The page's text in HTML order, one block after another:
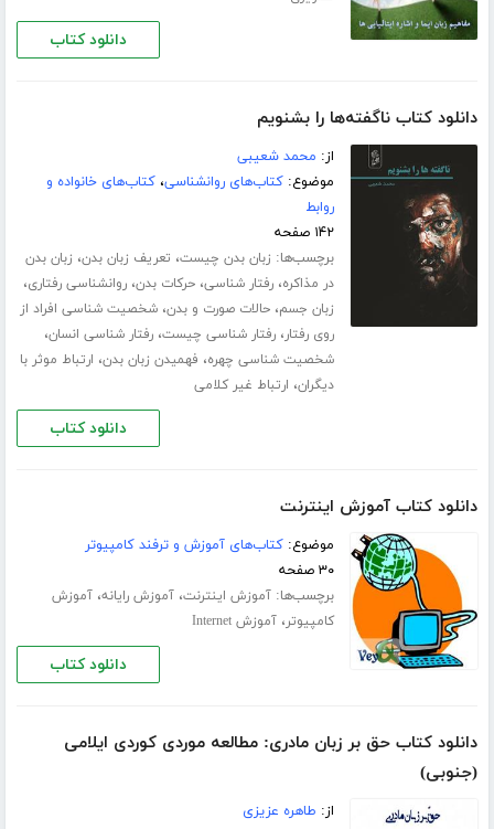
دانلود کتاب
دانلود کتاب ناگفته‌ها را بشنویم
از: محمد شعیبی
موضوع:کتاب‌های روانشناسی،کتاب‌های خانواده و
روابط
۱۴۲ صفحه
برچسب‌ها: زبان بدن چیست، تعریف زبان بدن، زبان بدن
در مذاکره،رفتار شناسی،حرکات بدن،روانشناسی رفتاری،
زبان جسم،حالات صورت و بدن،شخصیت شناسی افراد از
روی رفتار،رفتار شناسی چیست،رفتار شناسی انسان،
شخصیت شناسی چهره، فهمیدن زبان بدن، ارتباط موثر با
دیگران، ارتباط غیر کلامی
دانلود کتاب
دانلود کتاب آموزش اینترنت
موضوع:کتاب‌های آموزش و ترفند کامپیوتر
۳۰ صفحه
برچسب‌ها:آموزش اینترنت،آموزش رایانه،آموزش
کامپیوتر،آموزش Internet
دانلود کتاب
دانلود کتاب حق بر زبان مادری: مطالعه موردی کوردی ایلامی
(جنوبی)
از: طاهره عزیزی